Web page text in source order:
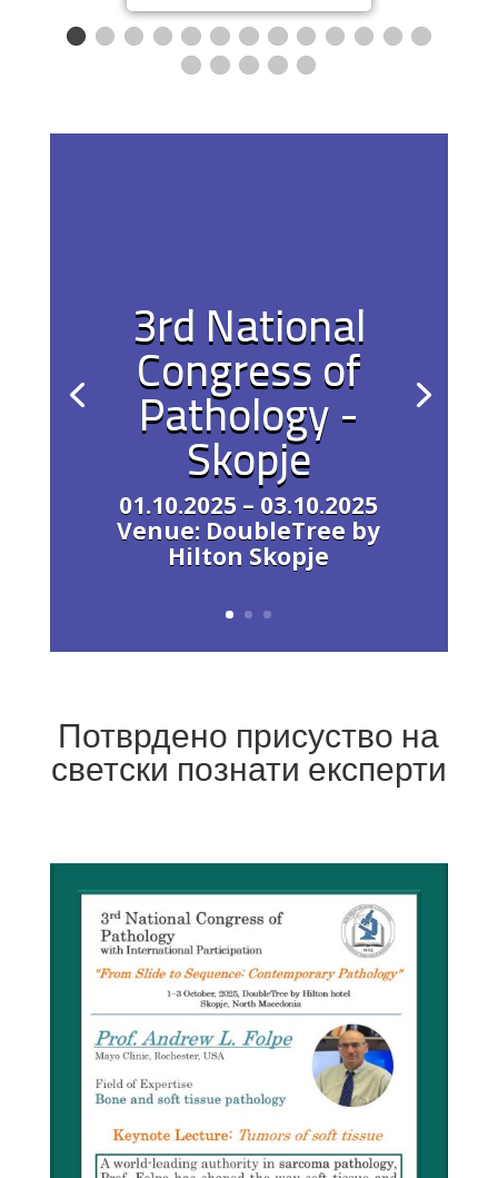
3rd National
Congress of
Pathology -
Skopje
01.10.2025 – 03.10.2025
Venue: DoubleTree by
Hilton Skopje
Потврдено присуство на
светски познати експерти